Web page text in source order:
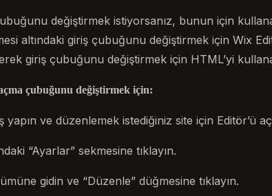
değiştirmek istiyorsanız, bunun için
altındaki giriş çubuğunu değiştirmek için Wix
giriş çubuğunu değiştirmek için HTML’yi
çubuğunu değiştirmek için:
yapın ve düzenlemek istediğiniz site için Editör’ü
“Ayarlar” sekmesine tıklayın.
gidin ve “Düzenle” düğmesine tıklayın.